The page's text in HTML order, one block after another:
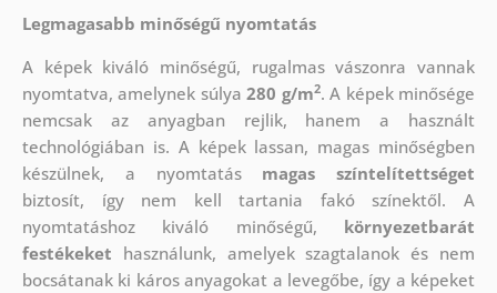
Legmagasabb minőségű nyomtatás
A képek kiváló minőségű, rugalmas vászonra vannak
nyomtatva, amelynek súlya280 g/m2. A képek minősége
nemcsak az anyagban rejlik, hanem a használt
technológiában is. A képek lassan, magas minőségben
készülnek, a nyomtatás magas színtelítettséget
biztosít, így nem kell tartania fakó színektől. A
nyomtatáshoz kiváló minőségű, környezetbarát
festékeket használunk, amelyek szagtalanok és nem
bocsátanak ki káros anyagokat a levegőbe, így a képeket